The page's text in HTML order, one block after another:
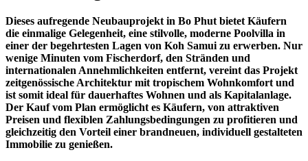
Dieses aufregende Neubauprojekt in Bo Phut bietet Käufern
die einmalige Gelegenheit, eine stilvolle, moderne Poolvilla in
einer der begehrtesten Lagen von Koh Samui zu erwerben. Nur
wenige Minuten vom Fischerdorf, den Stränden und
internationalen Annehmlichkeiten entfernt, vereint das Projekt
zeitgenössische Architektur mit tropischem Wohnkomfort und
ist somit ideal für dauerhaftes Wohnen und als Kapitalanlage.
Der Kauf vom Plan ermöglicht es Käufern, von attraktiven
Preisen und flexiblen Zahlungsbedingungen zu profitieren und
gleichzeitig den Vorteil einer brandneuen, individuell gestalteten
Immobilie zu genießen.